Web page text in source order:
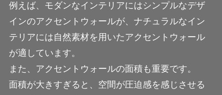
例えば、モダンなインテリアにはシンプルなデザ
インのアクセントウォールが、ナチュラルなイン
テリアには自然素材を用いたアクセントウォール
が適しています。
また、アクセントウォールの面積も重要です。
面積が大きすぎると、空間が圧迫感を感じさせる